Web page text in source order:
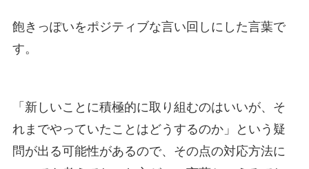
飽きっぽいをポジティブな言い回しにした言葉で
す。
「新しいことに積極的に取り組むのはいいが、そ
れまでやっていたことはどうするのか」という疑
問が出る可能性があるので、その点の対応方法に